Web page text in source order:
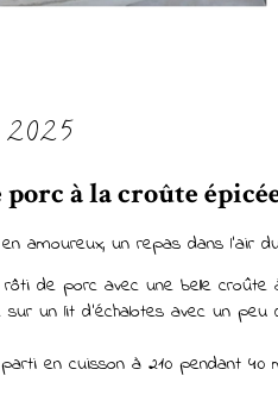
2025
à la croûte
amoureux, un repas dans l'air
de porc avec une belle croûte
sur un lit d'échalotes avec un peu
en cuisson à 210 pendant 40